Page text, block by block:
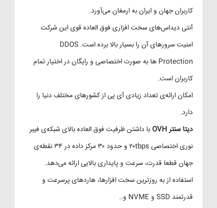
کاربران جهان و ایران به ارمغان می‌آورد.
آنتی دیداس‌های سخت افزاری فوق العاده قوی این شرکت
امنیت سرورهای آن را بسیار بالا برده است. DDOS
Protection ها به صورت اختصاصی و رایگان در اختیار تمام
کاربران است.
امکان ارائه‌ی تعداد زیادی آی پی از کشورهای مختلف دنیا را
دارد.
دیتا سنتر OVH
با داشتن ظرفیت فوق العاده بالای شبکه‌ی فیبر
نوری اختصاصی ۲۰tbps و حدود ۳۰ مرکز داده در ۳۴ نقطه‌ی
جهان قطعا قدرت، سرعت و پایداری بالایی ارائه می‌دهد.
استفاده از به روزترین سخت افزارها، هاردهای پرسرعت و
قدرتمند SSD و NVME و..